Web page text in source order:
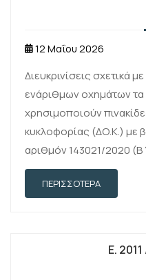
12 Μαΐου 2026
Διευκρινίσεις σχετικά
ενάριθμων οχημάτων τα
χρησιμοποιούν
κυκλοφορίας (ΔΟ.Κ.) με
αριθμόν 143021/2020
Απόφασης του
Μεταφορών.
ΠΕΡΙΣΣΌΤΕΡΑ
Ε.